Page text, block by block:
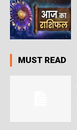
MUST READ